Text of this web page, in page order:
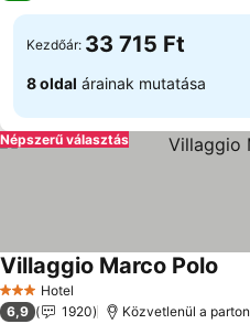
Kezdőár: 33 715 Ft
8 oldal árainak mutatása
Népszerű választás
3 Kategória
Hotel
Villaggio Marco Polo
6,9 1920 Közvetlenül a parton